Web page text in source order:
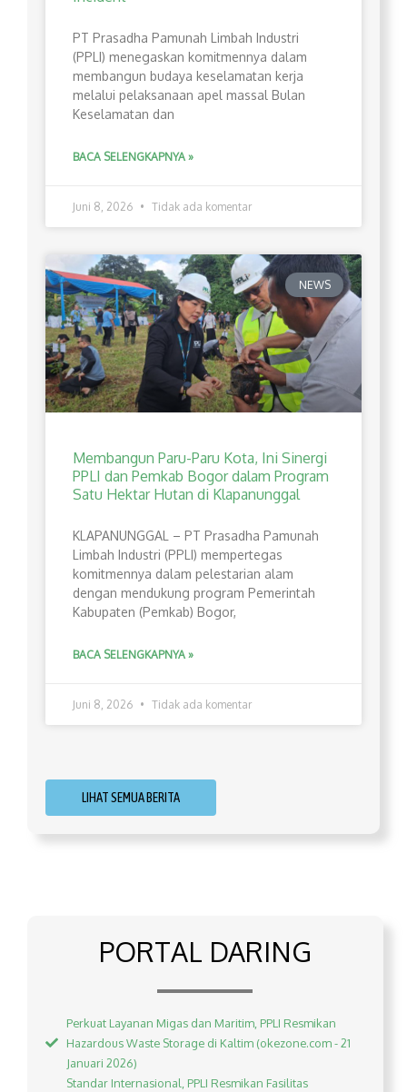
PT Prasadha Pamunah Limbah Industri
(PPLI) menegaskan komitmennya dalam
membangun budaya keselamatan kerja
melalui pelaksanaan apel massal Bulan
Keselamatan dan
BACA SELENGKAPNYA »
Juni 8, 2026 Tidak ada komentar
NEWS
Membangun Paru-Paru Kota, Ini Sinergi
PPLI dan Pemkab Bogor dalam Program
Satu Hektar Hutan di Klapanunggal
​KLAPANUNGGAL – PT Prasadha Pamunah
Limbah Industri (PPLI) mempertegas
komitmennya dalam pelestarian alam
dengan mendukung program Pemerintah
Kabupaten (Pemkab) Bogor,
BACA SELENGKAPNYA »
Juni 8, 2026 Tidak ada komentar
LIHAT SEMUA BERITA
PORTAL DARING
Perkuat Layanan Migas dan Maritim, PPLI Resmikan
Hazardous Waste Storage di Kaltim (okezone.com - 21
Januari 2026)
Standar Internasional, PPLI Resmikan Fasilitas